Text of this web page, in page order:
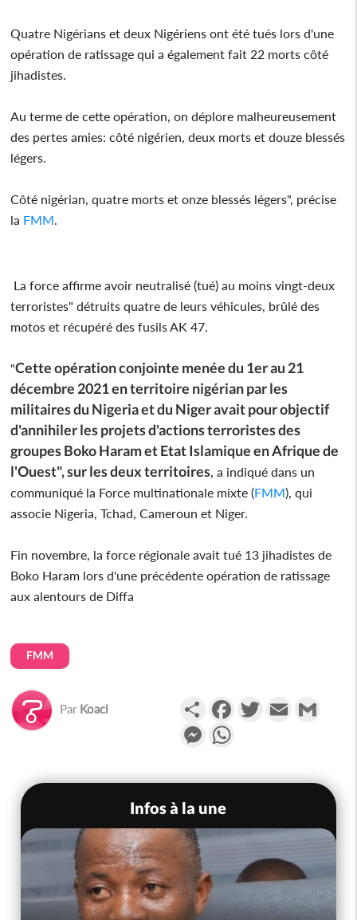
Quatre Nigérians et deux Nigériens ont été tués lors d'une
opération de ratissage qui a également fait 22 morts côté
jihadistes.
Au terme de cette opération, on déplore malheureusement
des pertes amies: côté nigérien, deux morts et douze blessés
légers.
Côté nigérian, quatre morts et onze blessés légers", précise
la FMM
La force affirme avoir neutralisé (tué) au moins vingt-deux
terroristes" détruits quatre de leurs véhicules, brûlé des
motos et récupéré des fusils AK 47.
"Cette opération conjointe menée du 1er au 21
décembre 2021 en territoire nigérian par les
militaires du Nigeria et du Niger avait pour objectif
d'annihiler les projets d'actions terroristes des
groupes Boko Haram et Etat Islamique en Afrique de
l'Ouest", sur les deux territoires , a indiqué dans un
communiqué la Force multinationale mixte (FMM), qui
associe Nigeria, Tchad, Cameroun et Niger.
Fin novembre, la force régionale avait tué 13 jihadistes de
Boko Haram lors d'une précédente opération de ratissage
aux alentours de Diffa
FMM
Par Koaci PartagerFacebookTwitterEmail
Messenger
Infos à la une